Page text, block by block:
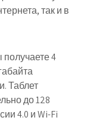
так и в
получаете 4
Таблет
до 128
4.0 и Wi-Fi